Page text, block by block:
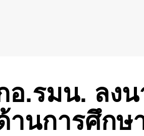
.รมน. ลงน
านการศึกษ